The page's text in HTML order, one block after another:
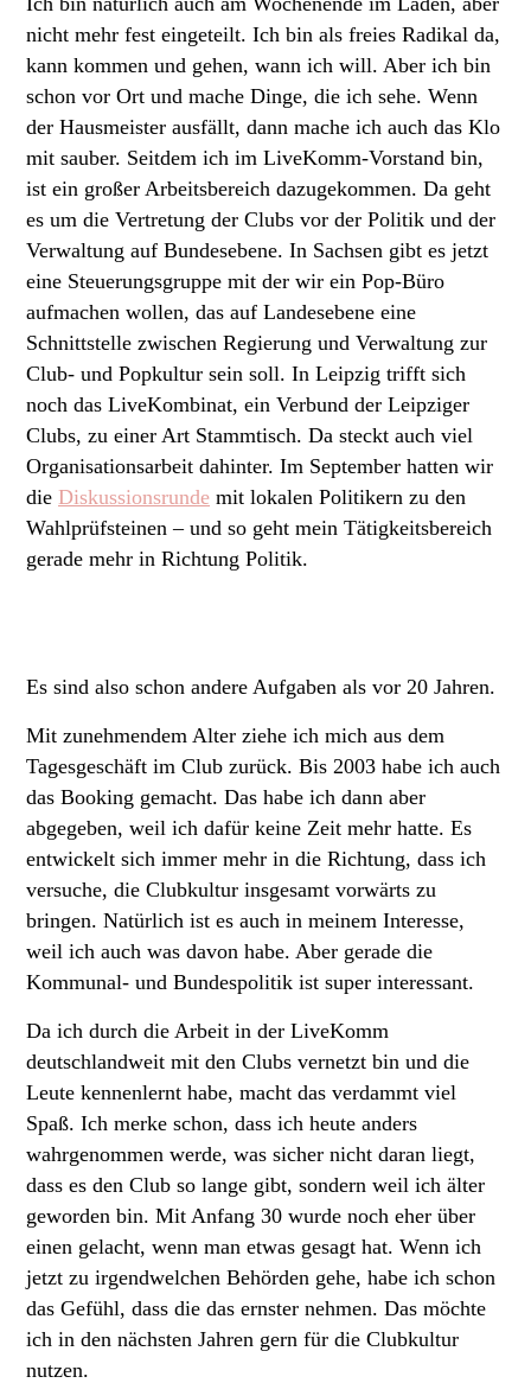
nicht mehr fest eingeteilt. Ich bin als freies Radikal da,
kann kommen und gehen, wann ich will. Aber ich bin
schon vor Ort und mache Dinge, die ich sehe. Wenn
der Hausmeister ausfällt, dann mache ich auch das Klo
mit sauber. Seitdem ich im LiveKomm-Vorstand bin,
ist ein großer Arbeitsbereich dazugekommen. Da geht
es um die Vertretung der Clubs vor der Politik und der
Verwaltung auf Bundesebene. In Sachsen gibt es jetzt
eine Steuerungsgruppe mit der wir ein Pop-Büro
aufmachen wollen, das auf Landesebene eine
Schnittstelle zwischen Regierung und Verwaltung zur
Club- und Popkultur sein soll. In Leipzig trifft sich
noch das LiveKombinat, ein Verbund der Leipziger
Clubs, zu einer Art Stammtisch. Da steckt auch viel
Organisationsarbeit dahinter. Im September hatten wir
die Diskussionsrunde mit lokalen Politikern zu den
Wahlprüfsteinen – und so geht mein Tätigkeitsbereich
gerade mehr in Richtung Politik.
Es sind also schon andere Aufgaben als vor 20 Jahren.
Mit zunehmendem Alter ziehe ich mich aus dem
Tagesgeschäft im Club zurück. Bis 2003 habe ich auch
das Booking gemacht. Das habe ich dann aber
abgegeben, weil ich dafür keine Zeit mehr hatte. Es
entwickelt sich immer mehr in die Richtung, dass ich
versuche, die Clubkultur insgesamt vorwärts zu
bringen. Natürlich ist es auch in meinem Interesse,
weil ich auch was davon habe. Aber gerade die
Kommunal- und Bundespolitik ist super interessant.
Da ich durch die Arbeit in der LiveKomm
deutschlandweit mit den Clubs vernetzt bin und die
Leute kennenlernt habe, macht das verdammt viel
Spaß. Ich merke schon, dass ich heute anders
wahrgenommen werde, was sicher nicht daran liegt,
dass es den Club so lange gibt, sondern weil ich älter
geworden bin. Mit Anfang 30 wurde noch eher über
einen gelacht, wenn man etwas gesagt hat. Wenn ich
jetzt zu irgendwelchen Behörden gehe, habe ich schon
das Gefühl, dass die das ernster nehmen. Das möchte
ich in den nächsten Jahren gern für die Clubkultur
nutzen.